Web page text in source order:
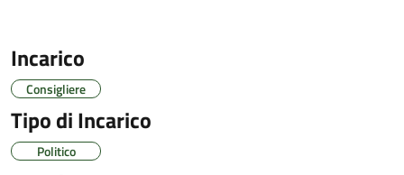
Incarico
Consigliere
Tipo di Incarico
Politico